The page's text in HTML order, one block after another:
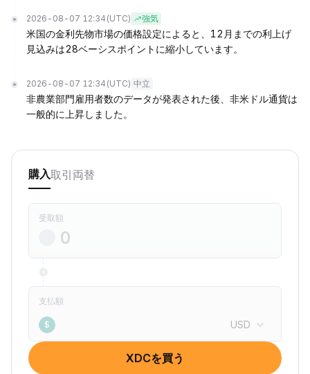
2026-08-07 12:34 (UTC) 強気
米国の金利先物市場の価格設定によると、12月までの利上げ
見込みは28ベーシスポイントに縮小しています。
2026-08-07 12:34 (UTC) 中立
非農業部門雇用者数のデータが発表された後、非米ドル通貨は
一般的に上昇しました。
購入取引 両替
受取額
支払額
$ USD
XDCを買う